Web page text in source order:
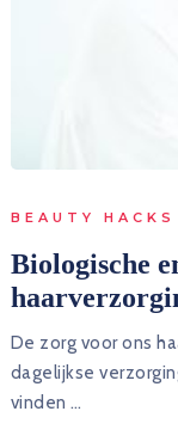
BEAUTY HACKS
Biologische
De zorg voor ons
dagelijkse
vinden …